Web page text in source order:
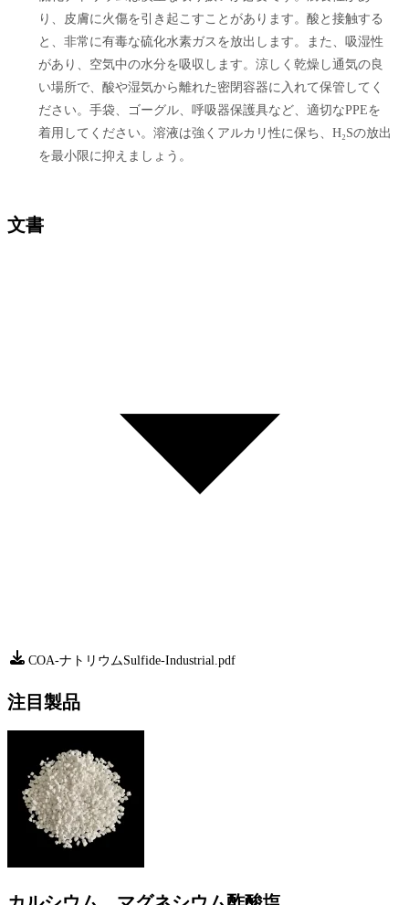
り、皮膚に火傷を引き起こすことがあります。酸と接触する
と、非常に有毒な硫化水素ガスを放出します。また、吸湿性
があり、空気中の水分を吸収します。涼しく乾燥し通気の良
い場所で、酸や湿気から離れた密閉容器に入れて保管してく
ださい。手袋、ゴーグル、呼吸器保護具など、適切なPPEを
着用してください。溶液は強くアルカリ性に保ち、H₂Sの放出
を最小限に抑えましょう。
文書
COA-ナトリウムSulfide-Industrial.pdf
注目製品